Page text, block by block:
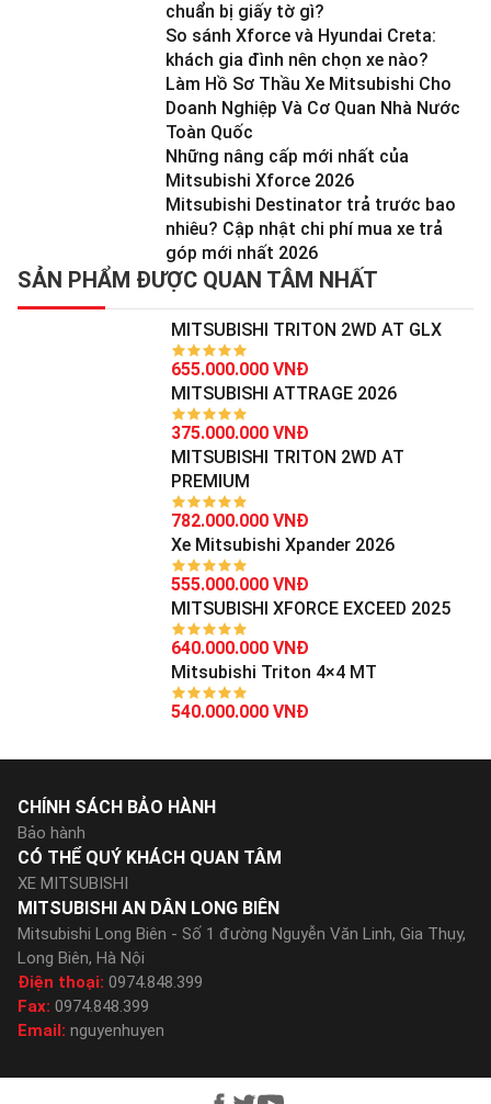
chuẩn bị giấy tờ gì?
So sánh Xforce và Hyundai Creta:
khách gia đình nên chọn xe nào?
Làm Hồ Sơ Thầu Xe Mitsubishi Cho
Doanh Nghiệp Và Cơ Quan Nhà Nước
Toàn Quốc
Những nâng cấp mới nhất của
Mitsubishi Xforce 2026
Mitsubishi Destinator trả trước bao
nhiêu? Cập nhật chi phí mua xe trả
góp mới nhất 2026
SẢN PHẨM ĐƯỢC QUAN TÂM NHẤT
MITSUBISHI TRITON 2WD AT GLX
655.000.000 VNĐ
MITSUBISHI ATTRAGE 2026
375.000.000 VNĐ
MITSUBISHI TRITON 2WD AT
PREMIUM
782.000.000 VNĐ
Xe Mitsubishi Xpander 2026
555.000.000 VNĐ
MITSUBISHI XFORCE EXCEED 2025
640.000.000 VNĐ
Mitsubishi Triton 4×4 MT
540.000.000 VNĐ
MITSUBISHI AN DÂN LONG BIÊN
Mitsubishi Long Biên - Số 1 đường Nguyễn Văn Linh, Gia Thụy,
Long Biên, Hà Nội
Điện thoại: 0974.848.399
Fax: 0974.848.399
Email: nguyenhuyen
CHÍNH SÁCH BẢO HÀNH
Bảo hành
CÓ THỂ QUÝ KHÁCH QUAN TÂM
XE MITSUBISHI